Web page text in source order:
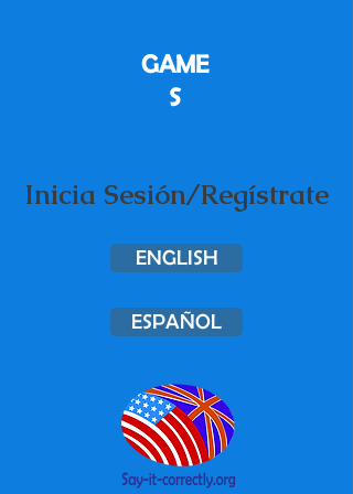
GAME
S
Inicia Sesión/Regístrate
ENGLISH
ESPAÑOL